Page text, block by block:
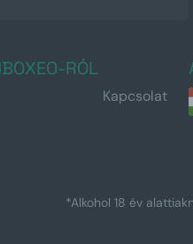
RÓL
Kapcsolat
*Alkohol 18 év